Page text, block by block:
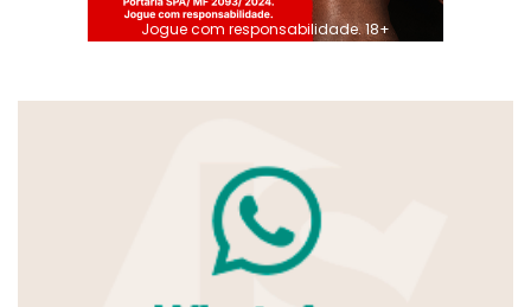
Jogue com responsabilidade. 18+